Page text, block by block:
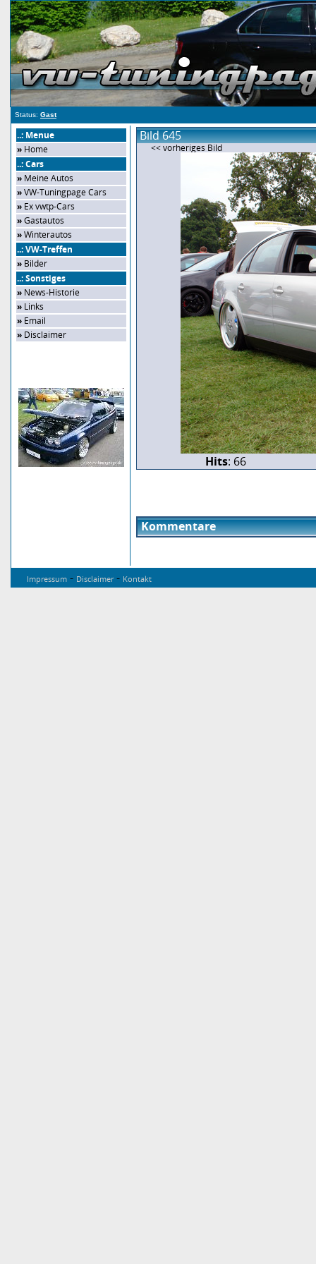
Status: Gast
..: Menue
» Home
..: Cars
» Meine Autos
»VW-Tuningpage Cars
» Ex vwtp-Cars
»Gastautos
»Winterautos
..: VW-Treffen
» Bilder
..: Sonstiges
» News-Historie
» Links
» Email
» Disclaimer
Bild 645
<< vorheriges Bild
Hits: 66
Kommentare
Impressum - Disclaimer- Kontakt